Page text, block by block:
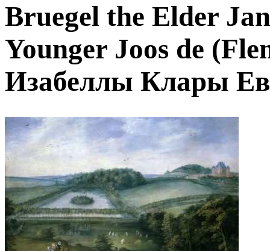
Bruegel the Elder
Younger Joos de
Изабеллы Клары